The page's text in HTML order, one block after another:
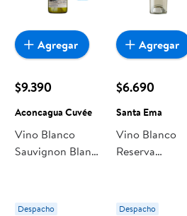
$9.390
Aconcagua Cuvée
Vino Blanco
Sauvignon Blanc
Cuvée 12° Botella
Despacho
Agregar
$6.690
Santa Ema
Vino Blanco
Reserva
Santa Ema
Despacho
Agregar